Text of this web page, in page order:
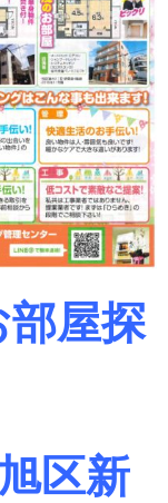
屋探
区新